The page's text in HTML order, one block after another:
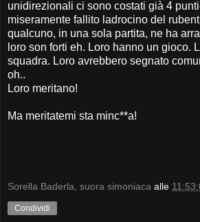
unidirezionali ci sono costati già 4
miseramente fallito ladrocino del
qualcuno, in una sola partita, ne ha
loro son forti eh. Loro hanno un gioco.
squadra. Loro avrebbero segnato
oh..
Loro meritano!
Ma meritatemi sta minc**a!
Sorella Baderla, suora simoniaca alle
Condividi